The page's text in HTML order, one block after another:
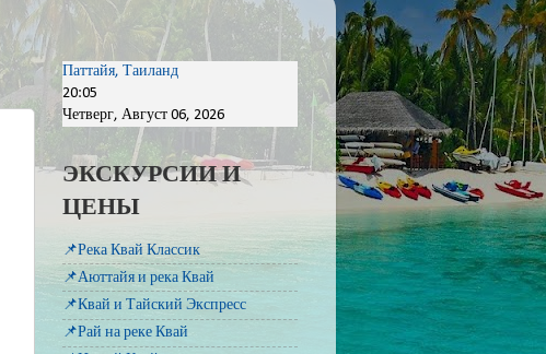
Паттайя, Таиланд
20:05
Четверг, Август 06, 2026
ЭКСКУРСИИ И
ЦЕНЫ
📌Река Квай Классик
📌Аюттайя и река Квай
📌Квай и Тайский Экспресс
📌Рай на реке Квай